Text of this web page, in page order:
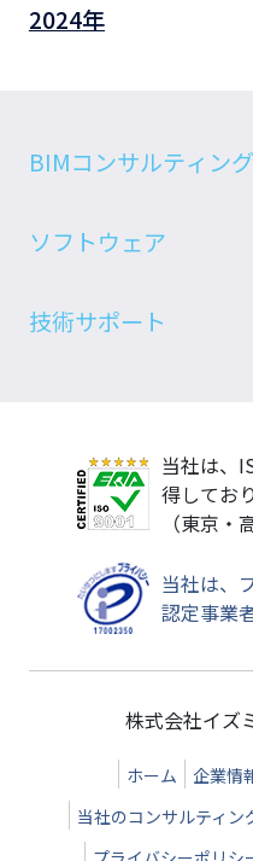
2024
BIMコンサルティング
BIM教育
BIM推進
ソリューション開発
ソフトウェア
空調・換気機器選定
省エネ計算(標準入力
省エネ計算(モデル建
Revitアドオン Revit
ダクトサイズ選定アプ
技術サポート
動作環境・認証方式
準拠する基準
プロテクト
ソフトウェア・BIM関
導入事例
価格・購入方法
お知らせ
当社は、
得してお
（東京・
当社は、
認定事業
株式会社イズ
ホーム 企業情
当社のコンサルティン